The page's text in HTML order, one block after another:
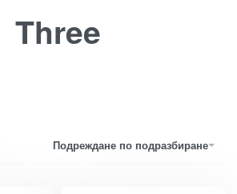
Three
Подреждане по подразбиране